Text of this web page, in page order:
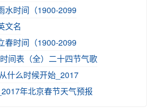
水时间（1900-2099
文名
春时间（1900-2099
间表（全） 二十四节气歌
什么时候开始_2017
年北京春节天气预报